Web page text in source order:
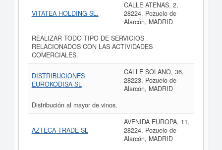
VITATEA HOLDING SL.
CALLE ATENAS, 2,
28224, Pozuelo de
Alarcón, MADRID
REALIZAR TODO TIPO DE SERVICIOS
RELACIONADOS CON LAS ACTIVIDADES
COMERCIALES.
DISTRIBUCIONES
EUROKODISA SL
CALLE SOLANO, 36,
28223, Pozuelo de
Alarcón, MADRID
Distribución al mayor de vinos.
AZTECA TRADE SL
AVENIDA EUROPA, 11,
28224, Pozuelo de
Alarcón, MADRID